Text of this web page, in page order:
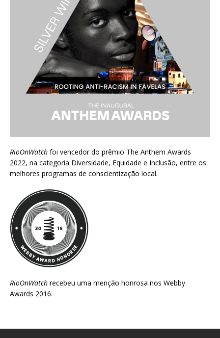
RioOnWatch foi vencedor do prêmio The Anthem Awards
2022, na categoria Diversidade, Equidade e Inclusão, entre os
melhores programas de conscientização local.
RioOnWatch recebeu uma menção honrosa nos Webby
Awards 2016.